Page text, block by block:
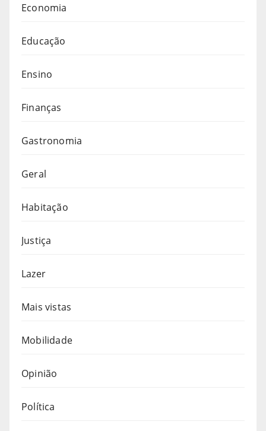
Economia
Educação
Ensino
Finanças
Gastronomia
Geral
Habitação
Justiça
Lazer
Mais vistas
Mobilidade
Opinião
Política